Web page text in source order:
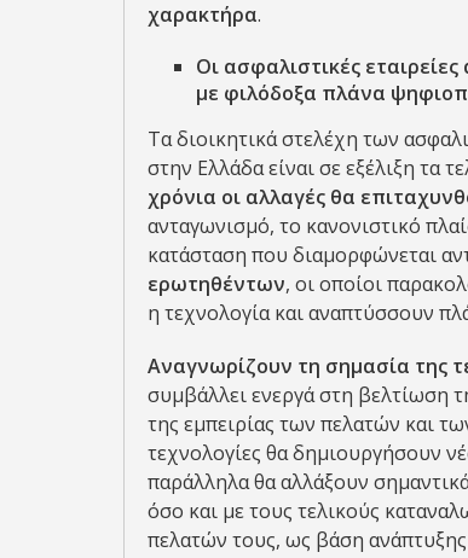
χαρακτήρα.
Οι ασφαλιστικές
με φιλόδοξα πλάνα
Τα διοικητικά στελέχη των
στην Ελλάδα είναι σε εξέλιξη τα
χρόνια οι αλλαγές θα
ανταγωνισμό, το κανονιστικό
κατάσταση που διαμορφώνεται
ερωτηθέντων, οι οποίοι
η τεχνολογία και αναπτύσσουν
Αναγνωρίζουν τη σημασία της
συμβάλλει ενεργά στη βελτίωση
της εμπειρίας των πελατών και
τεχνολογίες θα δημιουργήσουν
παράλληλα θα αλλάξουν
όσο και με τους τελικούς
πελατών τους, ως βάση